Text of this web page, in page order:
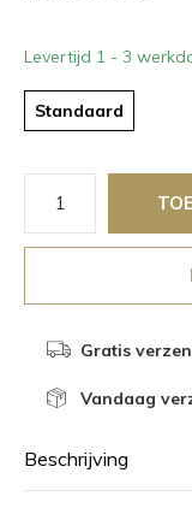
Levertijd 1 - 3
Standaard
Gratis
Vandaag
Beschrijving